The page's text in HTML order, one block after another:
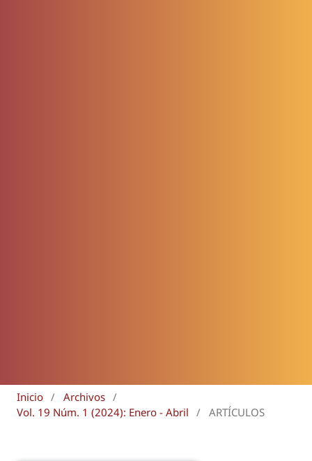
Inicio / Archivos /
Vol. 19 Núm. 1 (2024): Enero - Abril
/ ARTÍCULOS